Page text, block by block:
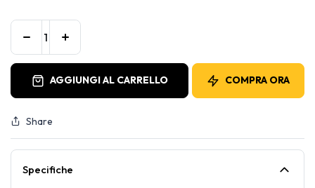
AGGIUNGI AL CARRELLO COMPRA ORA
Share
Specifiche